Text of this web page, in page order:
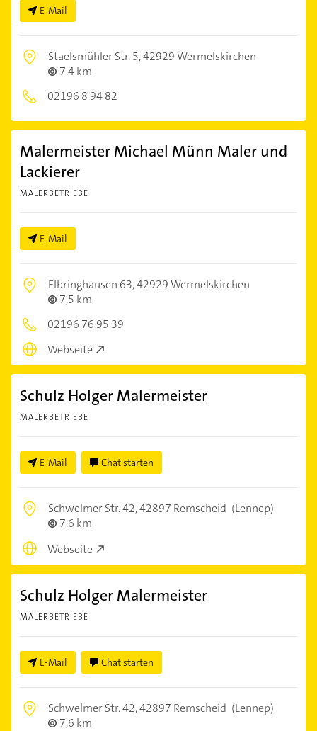
E-Mail
Staelsmühler Str. 5,42929 Wermelskirchen
7,4 km
02196 8 94 82
Malermeister Michael Münn Maler und
Lackierer
MALERBETRIEBE
E-Mail
Elbringhausen 63,42929 Wermelskirchen
7,5 km
02196 76 95 39
Webseite
Schulz Holger Malermeister
MALERBETRIEBE
E-Mail Chat starten
Schwelmer Str. 42,42897 Remscheid (Lennep)
7,6 km
Webseite
Schulz Holger Malermeister
MALERBETRIEBE
E-Mail Chat starten
Schwelmer Str. 42,42897 Remscheid (Lennep)
7,6 km